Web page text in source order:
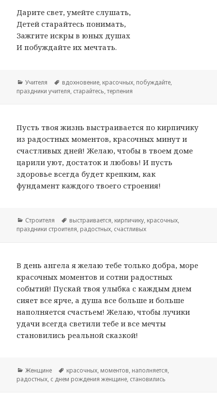
Дарите свет, умейте слушать,
Детей старайтесь понимать,
Зажгите искры в юных душах
И побуждайте их мечтать.
Рубрики
Учителя Метки
вдохновение, красочных, побуждайте,
праздники учителя, старайтесь,терпения
Пусть твоя жизнь выстраивается по кирпичику
из радостных моментов, красочных минут и
счастливых дней! Желаю, чтобы в твоем доме
царили уют, достаток и любовь! И пусть
здоровье всегда будет крепким, как
фундамент каждого твоего строения!
Рубрики
Строителя Метки
выстраивается, кирпичику, красочных,
праздники строителя, радостных, счастливых
В день ангела я желаю тебе только добра, море
красочных моментов и сотни радостных
событий! Пускай твоя улыбка с каждым днем
сияет все ярче, а душа все больше и больше
наполняется счастьем! Желаю, чтобы лучики
удачи всегда светили тебе и все мечты
становились реальной сказкой!
Рубрики
Женщине Метки
красочных, моментов, наполняется,
радостных, с днем рождения женщине, становились